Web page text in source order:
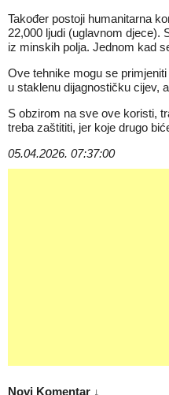
Također postoji humanitarna
22,000 ljudi (uglavnom djece).
iz minskih polja. Jednom kad
Ove tehnike mogu se
u staklenu dijagnostičku cijev,
S obzirom na sve ove koristi,
treba zaštititi, jer koje drugo
05.04.2026. 07:37:00
Novi Komentar ↓